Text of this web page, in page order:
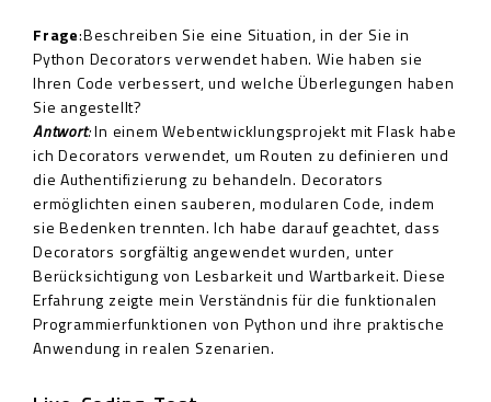
Frage:Beschreiben Sie eine Situation, in der Sie in
Python Decorators verwendet haben. Wie haben sie
Ihren Code verbessert, und welche Überlegungen haben
Sie angestellt?
Antwort:In einem Webentwicklungsprojekt mit Flask habe
ich Decorators verwendet, um Routen zu definieren und
die Authentifizierung zu behandeln. Decorators
ermöglichten einen sauberen, modularen Code, indem
sie Bedenken trennten. Ich habe darauf geachtet, dass
Decorators sorgfältig angewendet wurden, unter
Berücksichtigung von Lesbarkeit und Wartbarkeit. Diese
Erfahrung zeigte mein Verständnis für die funktionalen
Programmierfunktionen von Python und ihre praktische
Anwendung in realen Szenarien.